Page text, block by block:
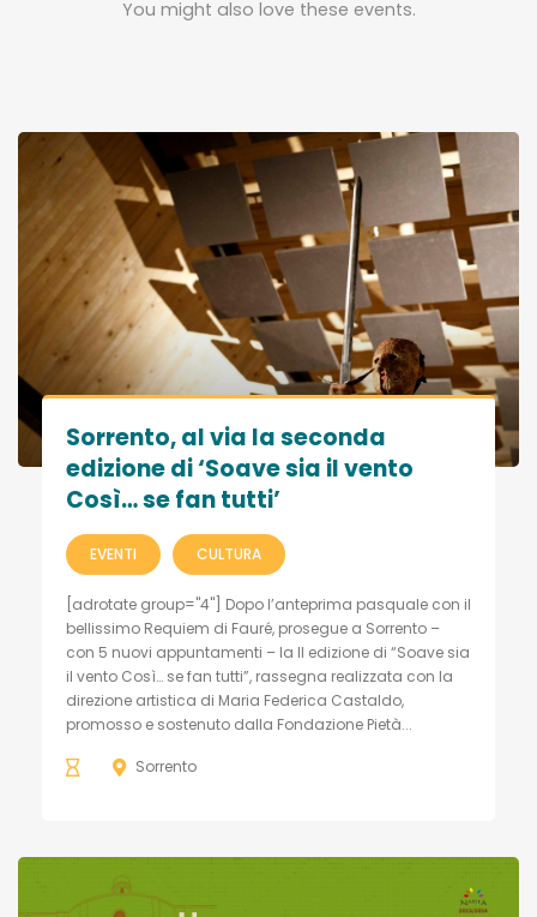
You might also love these events.
Sorrento, al via la seconda
edizione di ‘Soave sia il vento
Così… se fan tutti’
EVENTI CULTURA
[adrotate group="4"] Dopo l’anteprima pasquale con il
bellissimo Requiem di Fauré, prosegue a Sorrento –
con 5 nuovi appuntamenti – la II edizione di “Soave sia
il vento Così… se fan tutti”, rassegna realizzata con la
direzione artistica di Maria Federica Castaldo,
promosso e sostenuto dalla Fondazione Pietà...
Sorrento